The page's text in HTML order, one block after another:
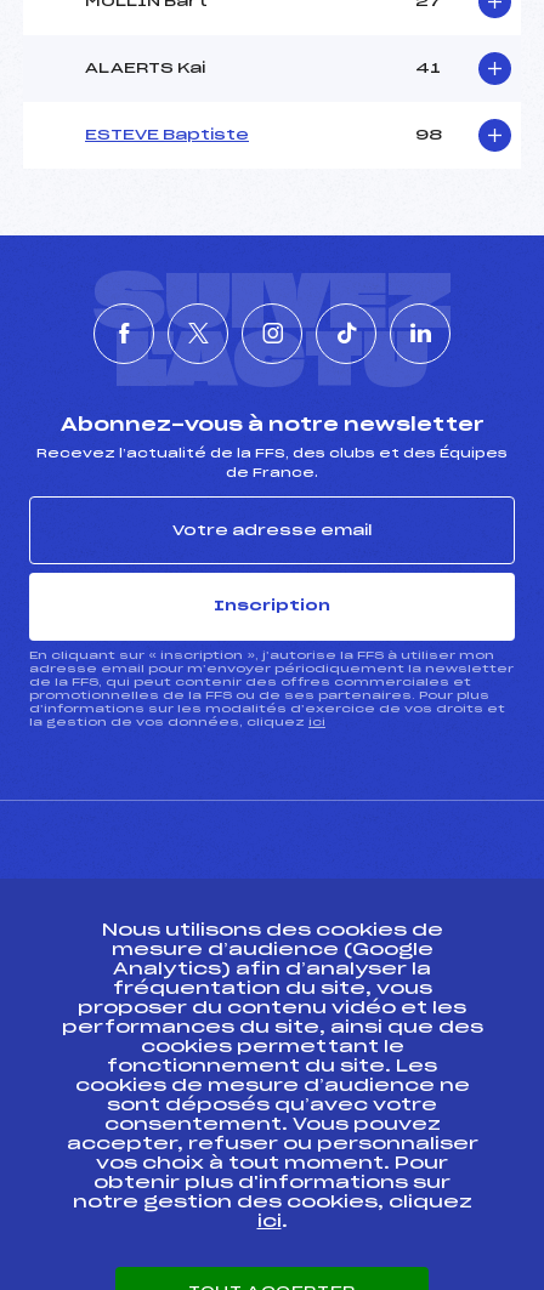
ALAERTS Kai 41
ESTEVE Baptiste 98
SUIVEZ
L'ACTU
Abonnez-vous à notre newsletter
Recevez l’actualité de la FFS, des clubs et des Équipes
de France.
Inscription
En cliquant sur « inscription », j’autorise la FFS à utiliser mon
adresse email pour m’envoyer périodiquement la newsletter
de la FFS, qui peut contenir des offres commerciales et
promotionnelles de la FFS ou de ses partenaires. Pour plus
d’informations sur les modalités d’exercice de vos droits et
la gestion de vos données, cliquez ici
Ressources
Pass’Neige
Projet sportif fédéral
Projet de performance fédéral
Antidopage
Pôle Développement, Formation, Suivi
Scientifique
Listes ministérielles
Pôle vie de l’athlète
Enseignement professionnel
Nous utilisons des cookies de
mesure d’audience (Google
Analytics) afin d’analyser la
fréquentation du site, vous
proposer du contenu vidéo et les
performances du site, ainsi que des
cookies permettant le
fonctionnement du site. Les
cookies de mesure d’audience ne
sont déposés qu’avec votre
consentement. Vous pouvez
accepter, refuser ou personnaliser
vos choix à tout moment. Pour
obtenir plus d'informations sur
notre gestion des cookies, cliquez
ici.